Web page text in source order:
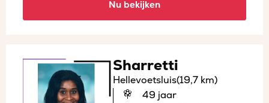
Nu bekijken
Sharretti
Hellevoetsluis(19,7 km)
49 jaar